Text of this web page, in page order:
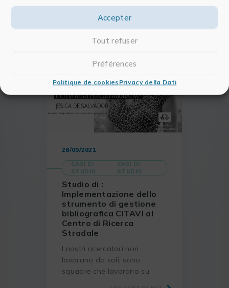
Accepter
Tout refuser
Préférences
Politique de cookies Privacy della Dati
di collaborare con RITME per
implementare FindMolecule.
28/09/2021
CASI DI
STUDIO
CASI DI
STUDIO
Studio di :
Implementazione dello
strumento di gestione
bibliografica CITAVI al
Centro di Ricerca
Stradale
I nostri ricercatori non
lavorano da soli, sono
squadre che lavorano su